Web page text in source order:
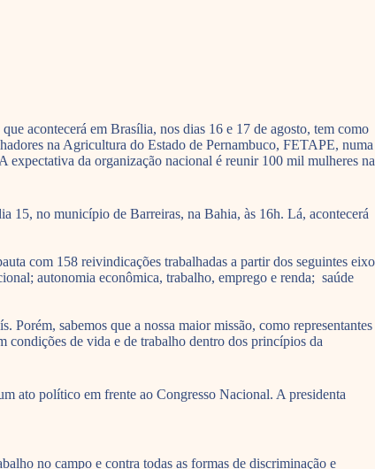
acontecerá em Brasília, nos dias 16 e 17 de agosto, tem como
na Agricultura do Estado de Pernambuco, FETAPE, numa
expectativa da organização nacional é reunir 100 mil mulheres na
15, no município de Barreiras, na Bahia, às 16h. Lá, acontecerá
com 158 reivindicações trabalhadas a partir dos seguintes eixo
autonomia econômica, trabalho, emprego e renda; saúde
sabemos que a nossa maior missão, como representantes
condições de vida e de trabalho dentro dos princípios da
ato político em frente ao Congresso Nacional. A presidenta
no campo e contra todas as formas de discriminação e